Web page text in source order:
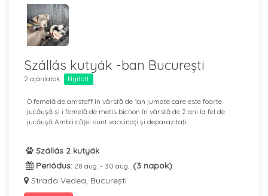
Szállás kutyák -ban București
2 ajánlatok Nyitott
O femelă de amstaff în vârstă de 1an jumate care este foarte
jucăușă și i femelă de metis bichon în vârstă de 2 ani la fel de
jucăușă Ambii căței sunt vaccinați și deparazitați...
Szállás 2 kutyák
Periódus: 28 aug. - 30 aug. (3 napok)
Strada Vedea, București